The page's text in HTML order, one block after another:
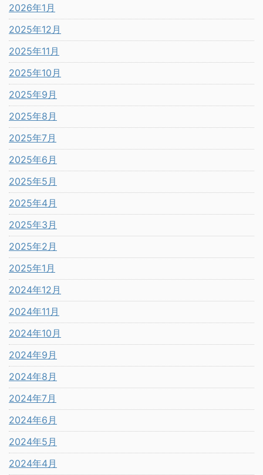
2026年1月
2025年12月
2025年11月
2025年10月
2025年9月
2025年8月
2025年7月
2025年6月
2025年5月
2025年4月
2025年3月
2025年2月
2025年1月
2024年12月
2024年11月
2024年10月
2024年9月
2024年8月
2024年7月
2024年6月
2024年5月
2024年4月